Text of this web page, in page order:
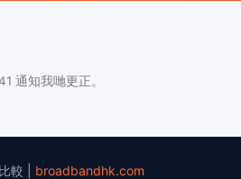
通知我哋更正。
較 | broadbandhk.com